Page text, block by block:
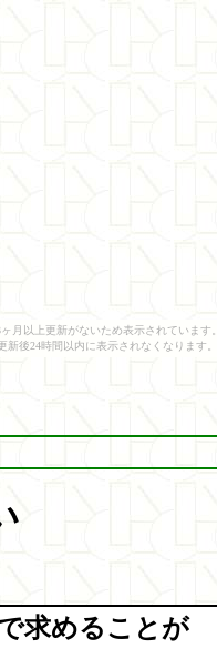
月以上更新がないため表示されています。
新後24時間以内に表示されなくなります。
求めることが